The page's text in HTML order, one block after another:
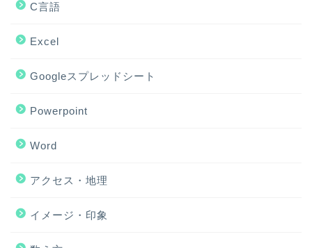
C言語
Excel
Googleスプレッドシート
Powerpoint
Word
アクセス・地理
イメージ・印象